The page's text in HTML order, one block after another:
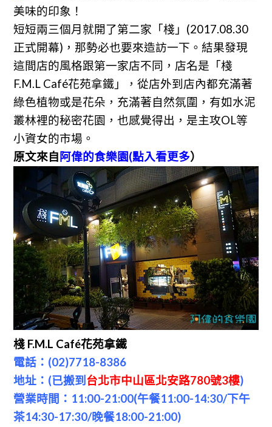
美味的印象！
短短兩三個月就開了第二家「棧」(2017.08.30
正式開幕)，那勢必也要來造訪一下。結果發現
這間店的風格跟第一家店不同，店名是「棧
F.M.L Café花苑拿鐵」，從店外到店內都充滿著
綠色植物或是花朵，充滿著自然氛圍，有如水泥
叢林裡的秘密花園，也感覺得出，是主攻OL等
小資女的市場。
原文來自 阿偉的食樂園(點入看更多）
棧 F.M.L Café花苑拿鐵
電話：(02)7718-8386
地址：(已搬到 台北市中山區北安路780號3樓)
營業時間：11:00-21:00(午餐11:00-14:30/下午
茶14:30-17:30/晚餐18:00-21:00)